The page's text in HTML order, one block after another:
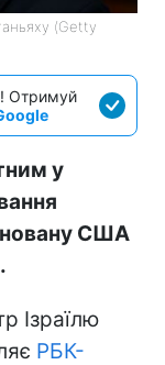
(Getty
Отримуй
у
США
Ізраїлю
РБК-